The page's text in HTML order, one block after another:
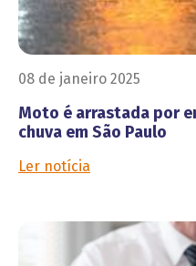
08 de janeiro 2025
Moto é arrastada por
chuva em São Paulo
Ler notícia